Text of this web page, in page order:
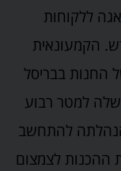
ללקוחות
הקמעונאית
החנות בבריסל
למטר רבוע
להתחשב
לצמצום